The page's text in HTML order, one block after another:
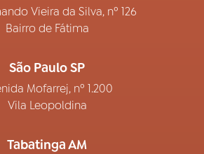
Vieira da Silva, nº 126
Bairro de Fátima
São Paulo SP
Mofarrej, nº 1.200
Vila Leopoldina
Tabatinga AM